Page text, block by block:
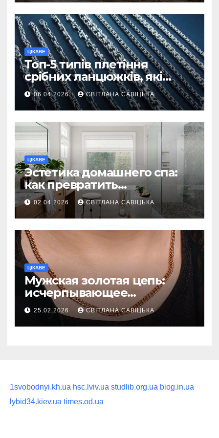
ЦІКАВЕ
Топ-5 типів плетіння
срібних ланцюжків, які
вважаються
найнадійнішими
06.04.2026 СВІТЛАНА САВІЦЬКА
ЦІКАВЕ
Эстетика домашнего спа:
как превратить
ежедневную гигиену в
восстанавливающий
ритуал
02.04.2026 СВІТЛАНА САВІЦЬКА
ЦІКАВЕ
Мужская золотая цепь:
исчерпывающее
руководство по выбору
статусного украшения
25.02.2026 СВІТЛАНА САВІЦЬКА
1svobodnyi.kh.ua hsc.lviv.ua studlib.org.ua biog.in.ua
lybid34.kiev.ua times.od.ua